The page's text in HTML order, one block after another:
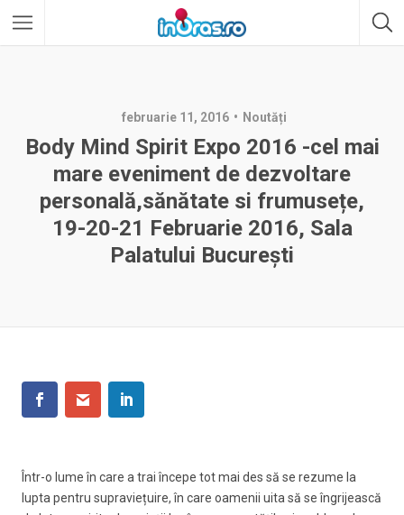
februarie 11, 2016 Noutăți
Body Mind Spirit Expo 2016 -cel mai
mare eveniment de dezvoltare
personală,sănătate si frumusețe,
19-20-21 Februarie 2016, Sala
Palatului București
Într-o lume în care a trai începe tot mai des să se rezume la
lupta pentru supraviețuire, în care oamenii uita să se îngrijească